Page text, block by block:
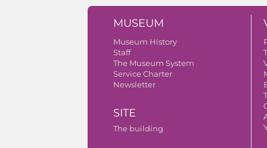
MUSEUM
Museum History
Staff
The Museum System
Service Charter
Newsletter
SITE
The building